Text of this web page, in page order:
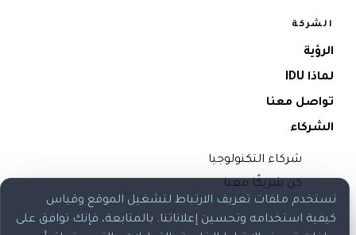
الشركة
الرؤية
لماذا IDU
تواصل معنا
الشركاء
شركاء التكنولوجيا
كن شريكًا معنا
نستخدم ملفات تعريف الارتباط لتشغيل الموقع وقياس
كيفية استخدامه وتحسين إعلاناتنا. بالمتابعة، فإنك توافق على